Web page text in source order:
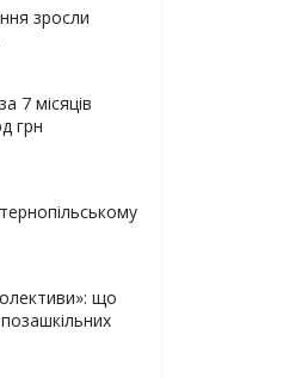
зросли
7 місяців
грн
що